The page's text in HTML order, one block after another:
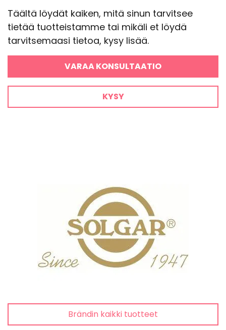
Täältä löydät kaiken, mitä sinun tarvitsee
tietää tuotteistamme tai mikäli et löydä
tarvitsemaasi tietoa, kysy lisää.
VARAA KONSULTAATIO
KYSY
Brändin kaikki tuotteet